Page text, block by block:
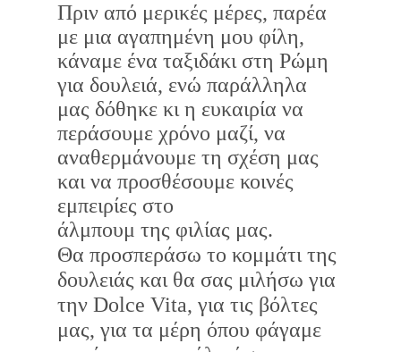
Πριν από μερικές μέρες, παρέα
με μια αγαπημένη μου φίλη,
κάναμε ένα ταξιδάκι στη Ρώμη
για δουλειά, ενώ παράλληλα
μας δόθηκε κι η ευκαιρία να
περάσουμε χρόνο μαζί, να
αναθερμάνουμε τη σχέση μας
και να προσθέσουμε κοινές
εμπειρίες στο
άλμπουμ της φιλίας μας.
Θα προσπεράσω το κομμάτι της
δουλειάς και θα σας μιλήσω για
την Dolce Vita, για τις βόλτες
μας, για τα μέρη όπου φάγαμε